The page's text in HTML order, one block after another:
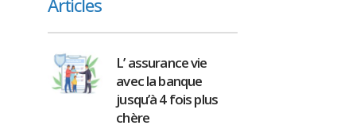
Articles
L’ assurance vie
avec la banque
jusqu’à 4 fois plus
chère